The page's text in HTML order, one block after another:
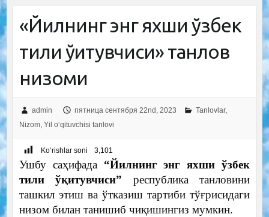
«Йилнинг энг яхши ўзбек
тили ўқитувчиси» танлов
низоми
admin пятница сентября 22nd, 2023 Tanlovlar,
Nizom, Yil o‘qituvchisi tanlovi
Ko‘rishlar soni 3,101
Ушбу саҳифада “Йилнинг энг яхши ўзбек
тили ўқитувчиси” республика танловини
ташкил этиш ва ўтказиш тартиби тўғрисидаги
низом билан танишиб чиқишингиз мумкин.